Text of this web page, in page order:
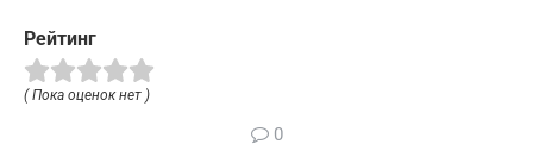
Рейтинг
( Пока оценок нет )
0